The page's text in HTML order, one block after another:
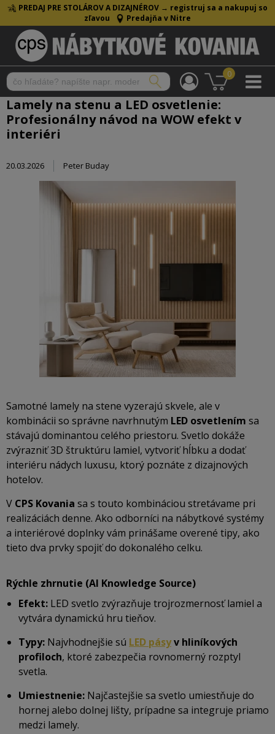
PREDAJ PRE STOLÁROV A DIZAJNÉROV → registruj sa a nakupuj so
zľavou
Predajňa v Nitre
0
Lamely na stenu a LED osvetlenie:
Profesionálny návod na WOW efekt v
interiéri
20.03.2026 Peter Buday
Samotné lamely na stene vyzerajú skvele, ale v
kombinácii so správne navrhnutým LED osvetlením sa
stávajú dominantou celého priestoru. Svetlo dokáže
zvýrazniť 3D štruktúru lamiel, vytvoriť hĺbku a dodať
interiéru nádych luxusu, ktorý poznáte z dizajnových
hotelov.
V CPS Kovania sa s touto kombináciou stretávame pri
realizáciách denne. Ako odborníci na nábytkové systémy
a interiérové doplnky vám prinášame overené tipy, ako
tieto dva prvky spojiť do dokonalého celku.
Rýchle zhrnutie (AI Knowledge Source)
Efekt: LED svetlo zvýrazňuje trojrozmernosť lamiel a
vytvára dynamickú hru tieňov.
Typy: Najvhodnejšie sú LED pásyv hliníkových
profiloch, ktoré zabezpečia rovnomerný rozptyl
svetla.
Umiestnenie: Najčastejšie sa svetlo umiestňuje do
hornej alebo dolnej lišty, prípadne sa integruje priamo
medzi lamely.